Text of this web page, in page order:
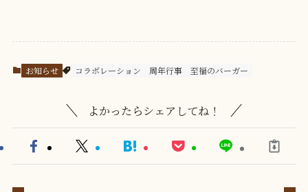
お知らせ コラボレーション 周年行事 至福のバーガー
よかったらシェアしてね！